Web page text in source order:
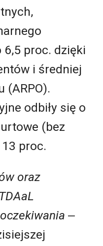
6,5 proc. dzięki
i średniej
(ARPO).
odbiły się o
(bez
proc.
oraz
‒